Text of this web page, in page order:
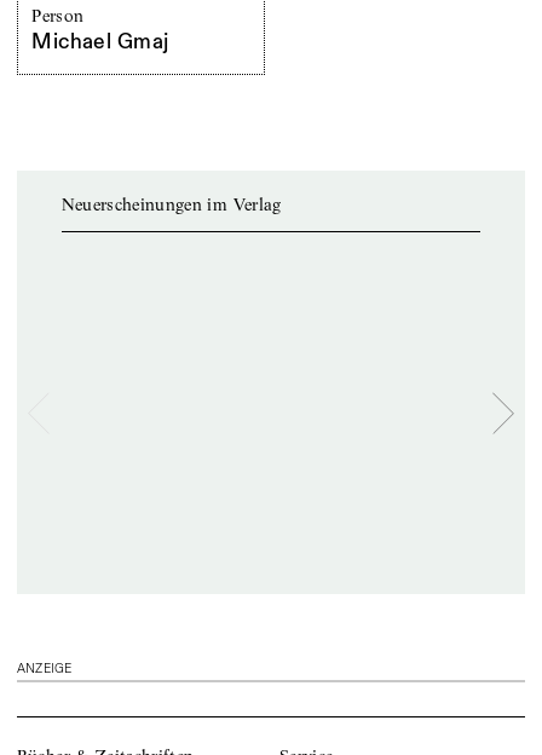
Person
Michael Gmaj
Neuerscheinungen im Verlag
ANZEIGE